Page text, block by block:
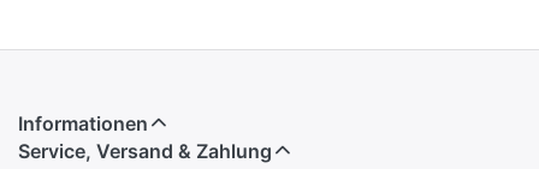
Informationen
Service, Versand & Zahlung